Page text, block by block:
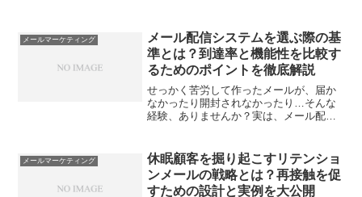
メールマーケティング
メール配信システムを選ぶ際の基
準とは？到達率と機能性を比較す
るためのポイントを徹底解説
せっかく苦労して作ったメールが、届か
なかったり開封されなかったり…そんな
経験、ありませんか？実は、メール配信
は、機能がたくさんあって何を重視すれ
ばいいのか迷いがち。しか...
メールマーケティング
休眠顧客を掘り起こすリテンショ
ンメールの戦略とは？再接触を促
すための設計と実例を大公開